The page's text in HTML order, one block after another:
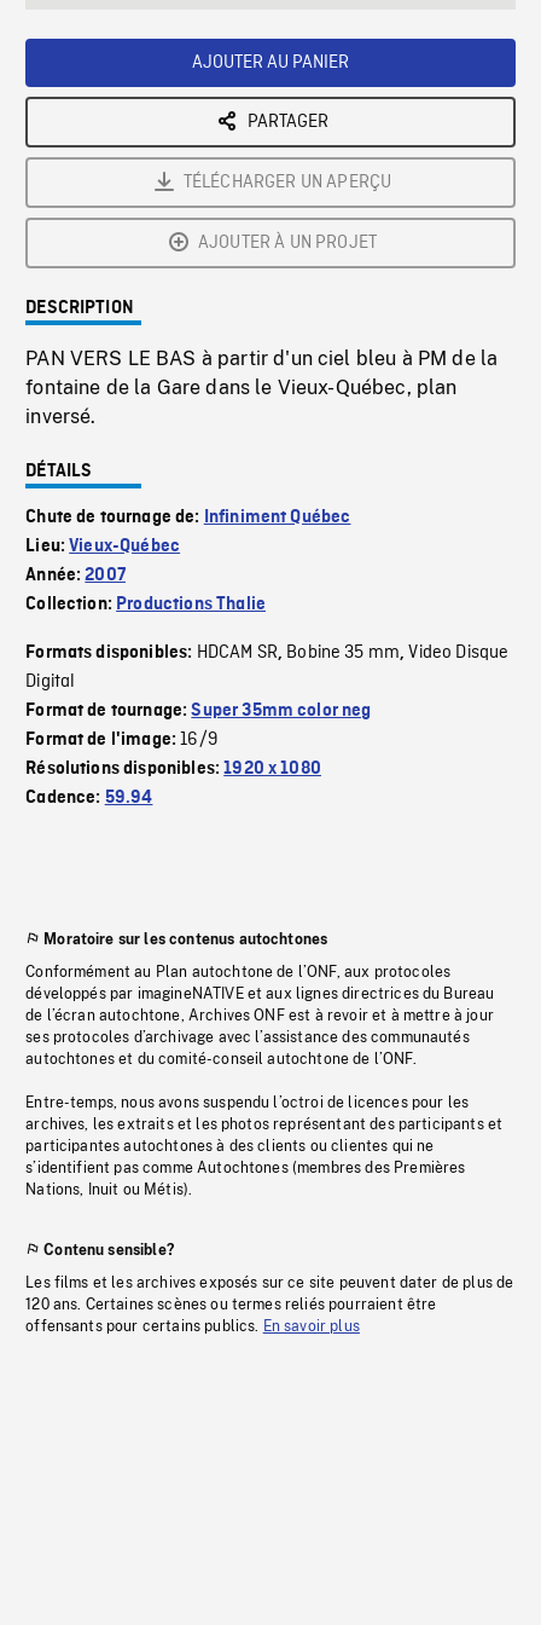
AJOUTER AU PANIER
PARTAGER
TÉLÉCHARGER UN APERÇU
AJOUTER À UN PROJET
DESCRIPTION
PAN VERS LE BAS à partir d'un ciel bleu à PM de la
fontaine de la Gare dans le Vieux-Québec, plan
inversé.
DÉTAILS
Chute de tournage de:
Infiniment Québec
Lieu:Vieux-Québec
Année:2007
Collection: Productions Thalie
Formats disponibles: HDCAM SR, Bobine 35 mm,Video Disque
Digital
Format de tournage:Super 35mm color neg
Format de l'image:16/9
Résolutions disponibles:1920 x 1080
Cadence: 59.94
Moratoire sur les contenus autochtones
Conformément au Plan autochtone de l’ONF, aux protocoles
développés par imagineNATIVE et aux lignes directrices du Bureau
de l’écran autochtone, Archives ONF est à revoir et à mettre à jour
ses protocoles d’archivage avec l’assistance des communautés
autochtones et du comité-conseil autochtone de l’ONF.
Entre-temps, nous avons suspendu l’octroi de licences pour les
archives, les extraits et les photos représentant des participants et
participantes autochtones à des clients ou clientes qui ne
s’identifient pas comme Autochtones (membres des Premières
Nations, Inuit ou Métis).
Contenu sensible?
Les films et les archives exposés sur ce site peuvent dater de plus de
120 ans. Certaines scènes ou termes reliés pourraient être
offensants pour certains publics. En savoir plus